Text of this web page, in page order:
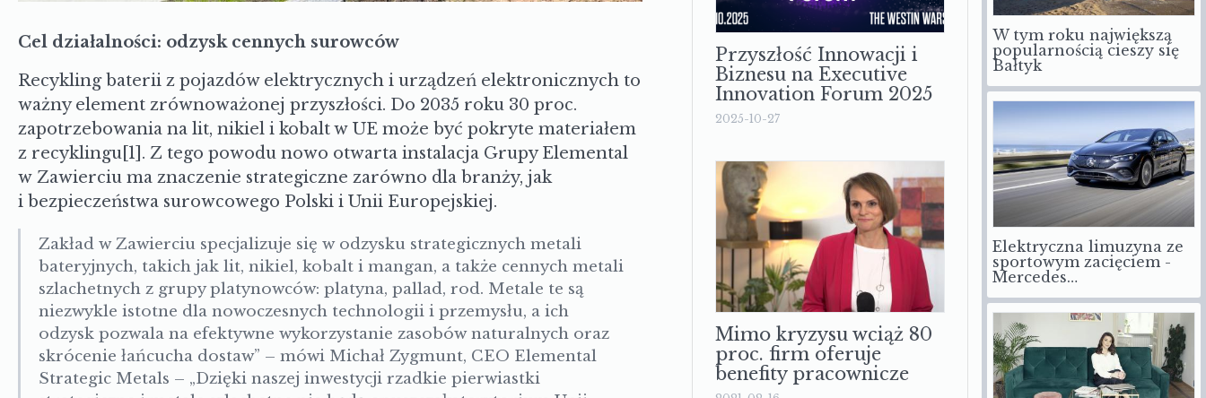
Cel działalności: odzysk cennych surowców
Recykling baterii z pojazdów elektrycznych i urządzeń elektronicznych to
ważny element zrównoważonej przyszłości. Do 2035 roku 30 proc.
zapotrzebowania na lit, nikiel i kobalt w UE może być pokryte materiałem
z recyklingu[1]. Z tego powodu nowo otwarta instalacja Grupy Elemental
w Zawierciu ma znaczenie strategiczne zarówno dla branży, jak
i bezpieczeństwa surowcowego Polski i Unii Europejskiej.
Zakład w Zawierciu specjalizuje się w odzysku strategicznych metali
bateryjnych, takich jak lit, nikiel, kobalt i mangan, a także cennych metali
szlachetnych z grupy platynowców: platyna, pallad, rod. Metale te są
niezwykle istotne dla nowoczesnych technologii i przemysłu, a ich
odzysk pozwala na efektywne wykorzystanie zasobów naturalnych oraz
skrócenie łańcucha dostaw” – mówi Michał Zygmunt, CEO Elemental
Strategic Metals – „Dzięki naszej inwestycji rzadkie pierwiastki
Przyszłość Innowacji i
Biznesu na Executive
Innovation Forum 2025
2025-10-27
Mimo kryzysu wciąż 80
proc. firm oferuje
benefity pracownicze
W tym roku największą
popularnością cieszy się
Bałtyk
Elektryczna limuzyna ze
sportowym zacięciem -
Mercedes…